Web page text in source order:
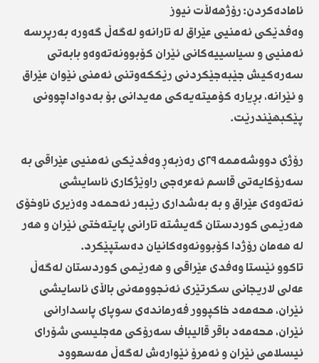
ئامادەکردن: رۆژهەڵات نیوز
وەفدێکی ئەمنیی عێراق لە تارانەو لەگەڵ گەورە بەرپرسە
ئەمنیی و سیاسییەکانی ئێران کۆبوونەتەوەو بابەتی
سەرەکیش جێبەجێکردنی رێککەوتنی ئەمنی نێوان عێراق
و ئێرانە، بڕیارە کۆمیتەیەکی مەیدانی بۆ بەدواداچوونی
پێکبهێندرێت.
رۆژی دووشەممە ٢٩ی رەزبەڕ وەفدێکی ئەمنیی عێراقی بە
سەرۆکایەتی قاسم ئەعرەجی راوێژکاری ئاسایشی
نەتەوەی عێراق و بە بەشداری رێبەر ئەحمەد وەزیری ناوخۆی
هەرێمی کوردستان گەیشتە تارانی پایتەختی ئێران و هەر
لە هەمان رۆژدا کۆبوونەوەکانیان دەستپێکرد.
تاکوو ئێستا وەفدی عێراقی و هەرێمی کوردستان لەگەڵ
عەلی لاریجانی سکرتێری ئەنجوومەنی باڵای ئاسایشی
ئێران، محەمەد خاکپوور فەرماندەی سوپای پاسدارانی
ئێران، محەمەد باقر قالیباف سەرۆکی مەجلیسی شۆرای
ئیسلامی ئێران و ئەمرۆ ئێوارەش لەگەڵ مەسعوود